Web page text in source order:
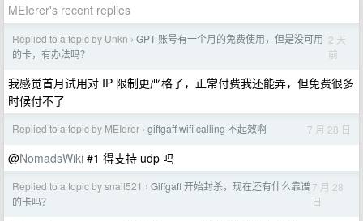
MEIerer's recent replies
Replied to a topic by Unkn › GPT 账号有一个月的免费使用，但是没可用
的卡，有办法吗？
2 天
前
我感觉首月试用对 IP 限制更严格了，正常付费我还能弄，但免费很多
时候付不了
Replied to a topic by MEIerer › giffgaff wifi calling 不起效啊 7 月 28 日
@NomadsWiki #1 得支持 udp 吗
Replied to a topic by snail521 › Giffgaff 开始封杀，现在还有什么靠谱
的卡吗？
7 月 28
日